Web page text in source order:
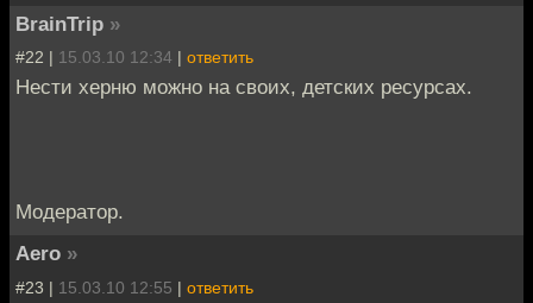
BrainTrip »
#22 | 15.03.10 12:34 | ответить
Нести херню можно на своих, детских ресурсах.
Модератор.
Aero »
#23 | 15.03.10 12:55 | ответить